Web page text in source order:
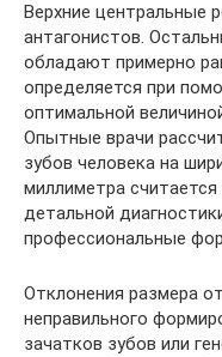
Верхние центральные
антагонистов.
обладают примерно
определяется при
оптимальной
Опытные врачи
зубов человека на
миллиметра
детальной
профессиональные
Отклонения размера
неправильного
зачатков зубов или